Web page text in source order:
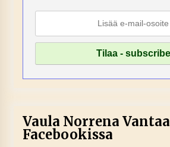
Vaula Norrena Vantaa
Facebookissa